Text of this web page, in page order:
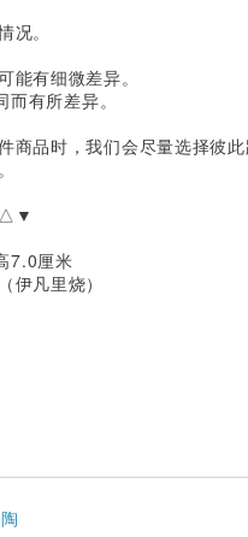
况。
能有细微差异。
有所差异。
商品时，我们会尽量选择彼此
7.0厘米
伊凡里烧）
陶